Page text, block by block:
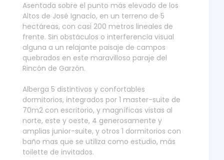
Asentada sobre el punto más elevado de los
Altos de José Ignacio, en un terreno de 5
hectáreas, con casi 200 metros lineales de
frente. Sin obstáculos o interferencia visual
alguna a un relajante paisaje de campos
quebrados en este maravilloso paraje del
Rincón de Garzón.
Alberga 5 distintivos y confortables
dormitorios, integrados por 1 master-suite de
70m2 con escritorio, y magníficas vistas al
norte, este y oeste, 4 generosamente y
amplias junior-suite, y otros 1 dormitorios con
baño mas que se utiliza como estudio, más
toilette de invitados.